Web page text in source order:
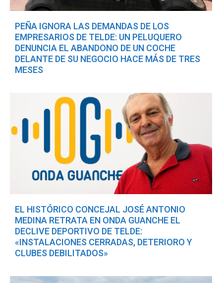
PEÑA IGNORA LAS DEMANDAS DE LOS
EMPRESARIOS DE TELDE: UN PELUQUERO
DENUNCIA EL ABANDONO DE UN COCHE
DELANTE DE SU NEGOCIO HACE MÁS DE TRES
MESES
EL HISTÓRICO CONCEJAL JOSÉ ANTONIO
MEDINA RETRATA EN ONDA GUANCHE EL
DECLIVE DEPORTIVO DE TELDE:
«INSTALACIONES CERRADAS, DETERIORO Y
CLUBES DEBILITADOS»